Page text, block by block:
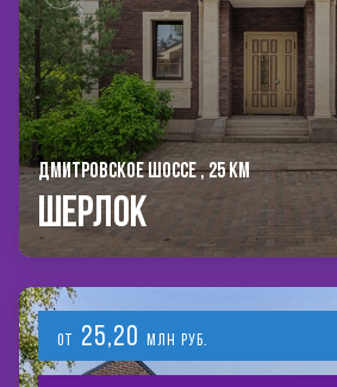
ДМИТРОВСКОЕ ШОССЕ , 25 КМ
Шерлок
от 25,20 млн руб.